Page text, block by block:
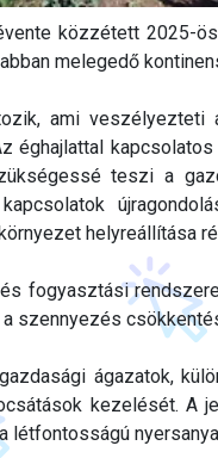
közzétett 2025-
melegedő
ami
éghajlattal
teszi a
helyreállítása
fogyasztási
szennyezés
ágazatok,
kezelését. A
létfontosságú